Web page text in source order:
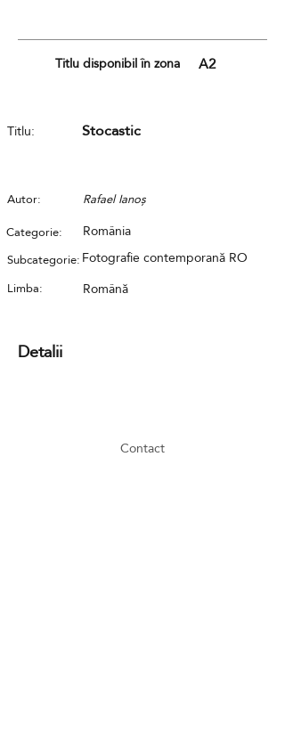
Titlu disponibil în zona A2
Titlu: Stocastic
Autor: Rafael Ianoș
Categorie: România
Subcategorie: Fotografie contemporană RO
Limba: Română
Detalii
Contact